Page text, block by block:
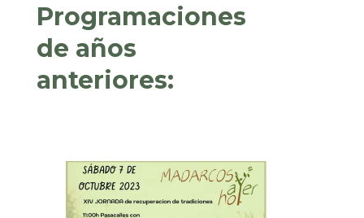
Programaciones
de años
anteriores: